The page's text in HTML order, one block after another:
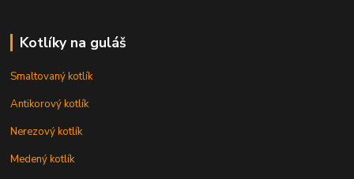
Kotlíky na guláš
Smaltovaný kotlík
Antikorový kotlík
Nerezový kotlík
Medený kotlík